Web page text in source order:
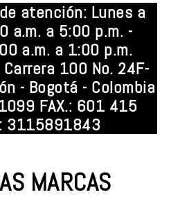
atención: Lunes a
a.m. a 5:00 p.m. -
a.m. a 1:00 p.m.
100 No. 24F-
- Bogotá - Colombia
FAX.: 601 415
3115891843
MARCAS